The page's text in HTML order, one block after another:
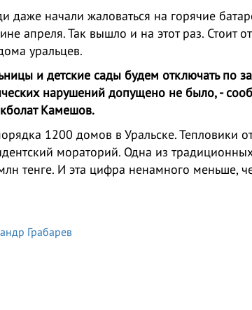
начали жаловаться на горячие
апреля. Так вышло и на этот раз. Стоит
уральцев.
и детские сады будем отключать по
нарушений допущено не было, -
Камешов.
1200 домов в Уральске. Тепловики
мораторий. Одна из
тенге. И эта цифра ненамного меньше,
Грабарев